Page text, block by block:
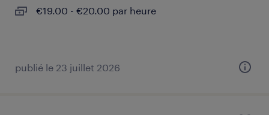
€19.00 - €20.00 par heure
publié le 23 juillet 2026